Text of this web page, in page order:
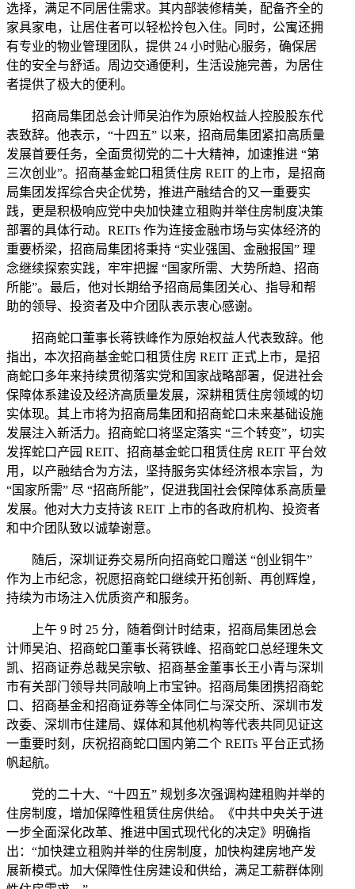
选择，满足不同居住需求。其内部装修精美，配备齐全的
家具家电，让居住者可以轻松拎包入住。同时，公寓还拥
有专业的物业管理团队，提供 24 小时贴心服务，确保居
住的安全与舒适。周边交通便利，生活设施完善，为居住
者提供了极大的便利。
招商局集团总会计师吴泊作为原始权益人控股股东代
表致辞。他表示，“十四五” 以来，招商局集团紧扣高质量
发展首要任务，全面贯彻党的二十大精神，加速推进 “第
三次创业”。招商基金蛇口租赁住房 REIT 的上市，是招商
局集团发挥综合央企优势，推进产融结合的又一重要实
践，更是积极响应党中央加快建立租购并举住房制度决策
部署的具体行动。REITs 作为连接金融市场与实体经济的
重要桥梁，招商局集团将秉持 “实业强国、金融报国” 理
念继续探索实践，牢牢把握 “国家所需、大势所趋、招商
所能”。最后，他对长期给予招商局集团关心、指导和帮
助的领导、投资者及中介团队表示衷心感谢。
招商蛇口董事长蒋铁峰作为原始权益人代表致辞。他
指出，本次招商基金蛇口租赁住房 REIT 正式上市，是招
商蛇口多年来持续贯彻落实党和国家战略部署，促进社会
保障体系建设及经济高质量发展，深耕租赁住房领域的切
实体现。其上市将为招商局集团和招商蛇口未来基础设施
发展注入新活力。招商蛇口将坚定落实 “三个转变”，切实
发挥蛇口产园 REIT、招商基金蛇口租赁住房 REIT 平台效
用，以产融结合为方法，坚持服务实体经济根本宗旨，为
“国家所需” 尽 “招商所能”，促进我国社会保障体系高质量
发展。他对大力支持该 REIT 上市的各政府机构、投资者
和中介团队致以诚挚谢意。
随后，深圳证券交易所向招商蛇口赠送 “创业铜牛”
作为上市纪念，祝愿招商蛇口继续开拓创新、再创辉煌，
持续为市场注入优质资产和服务。
上午 9 时 25 分，随着倒计时结束，招商局集团总会
计师吴泊、招商蛇口董事长蒋铁峰、招商蛇口总经理朱文
凯、招商证券总裁吴宗敏、招商基金董事长王小青与深圳
市有关部门领导共同敲响上市宝钟。招商局集团携招商蛇
口、招商基金和招商证券等全体同仁与深交所、深圳市发
改委、深圳市住建局、媒体和其他机构等代表共同见证这
一重要时刻，庆祝招商蛇口国内第二个 REITs 平台正式扬
帆起航。
党的二十大、“十四五” 规划多次强调构建租购并举的
住房制度，增加保障性租赁住房供给。《中共中央关于进
一步全面深化改革、推进中国式现代化的决定》明确指
出：“加快建立租购并举的住房制度，加快构建房地产发
展新模式。加大保障性住房建设和供给，满足工薪群体刚